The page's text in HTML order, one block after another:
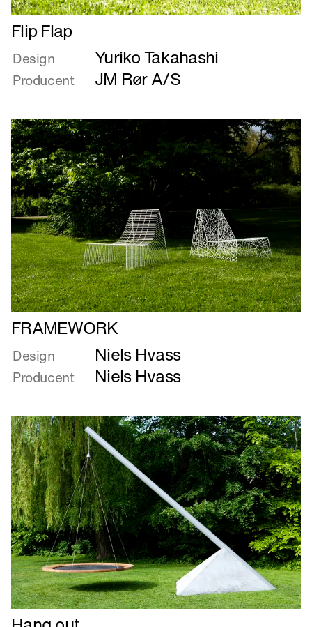
Læs
mere
om
Flip
Flap
Flip Flap
Design Yuriko Takahashi
Producent JM Rør A/S
Læs
mere
om
FRAMEWORK
FRAMEWORK
Design Niels Hvass
Producent Niels Hvass
Læs